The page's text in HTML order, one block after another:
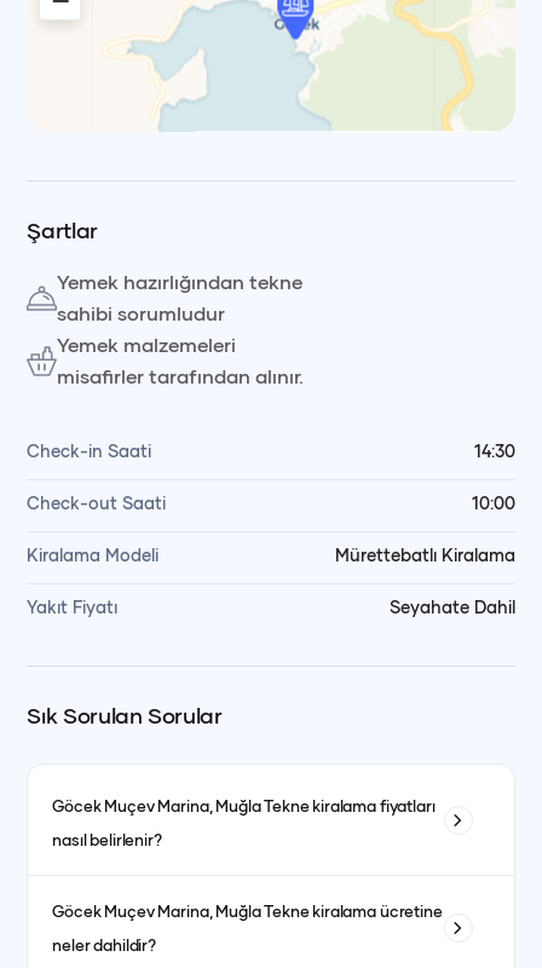
Şartlar
Yemek hazırlığından tekne
sahibi sorumludur
Yemek malzemeleri
misafirler tarafından alınır.
Check-in Saati 14:30
Check-out Saati 10:00
Kiralama Modeli Mürettebatlı Kiralama
Yakıt Fiyatı Seyahate Dahil
Sık Sorulan Sorular
Göcek Muçev Marina, MuğlaTekne kiralama fiyatları
nasıl belirlenir?
ve bulunduğu bölgeye göre değişiklik gösterir. Ayrıca sezon
dönemleri de fiyatları etkiler. Yüksek sezonda fiyatlar daha
Göcek Muçev Marina, MuğlaTekne kiralama ücretine
neler dahildir?